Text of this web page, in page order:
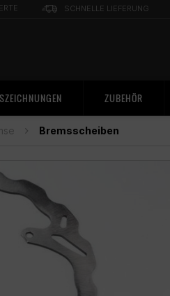
SCHNELLE LIEFERUNG
ZUBEHÖR
Bremsscheiben